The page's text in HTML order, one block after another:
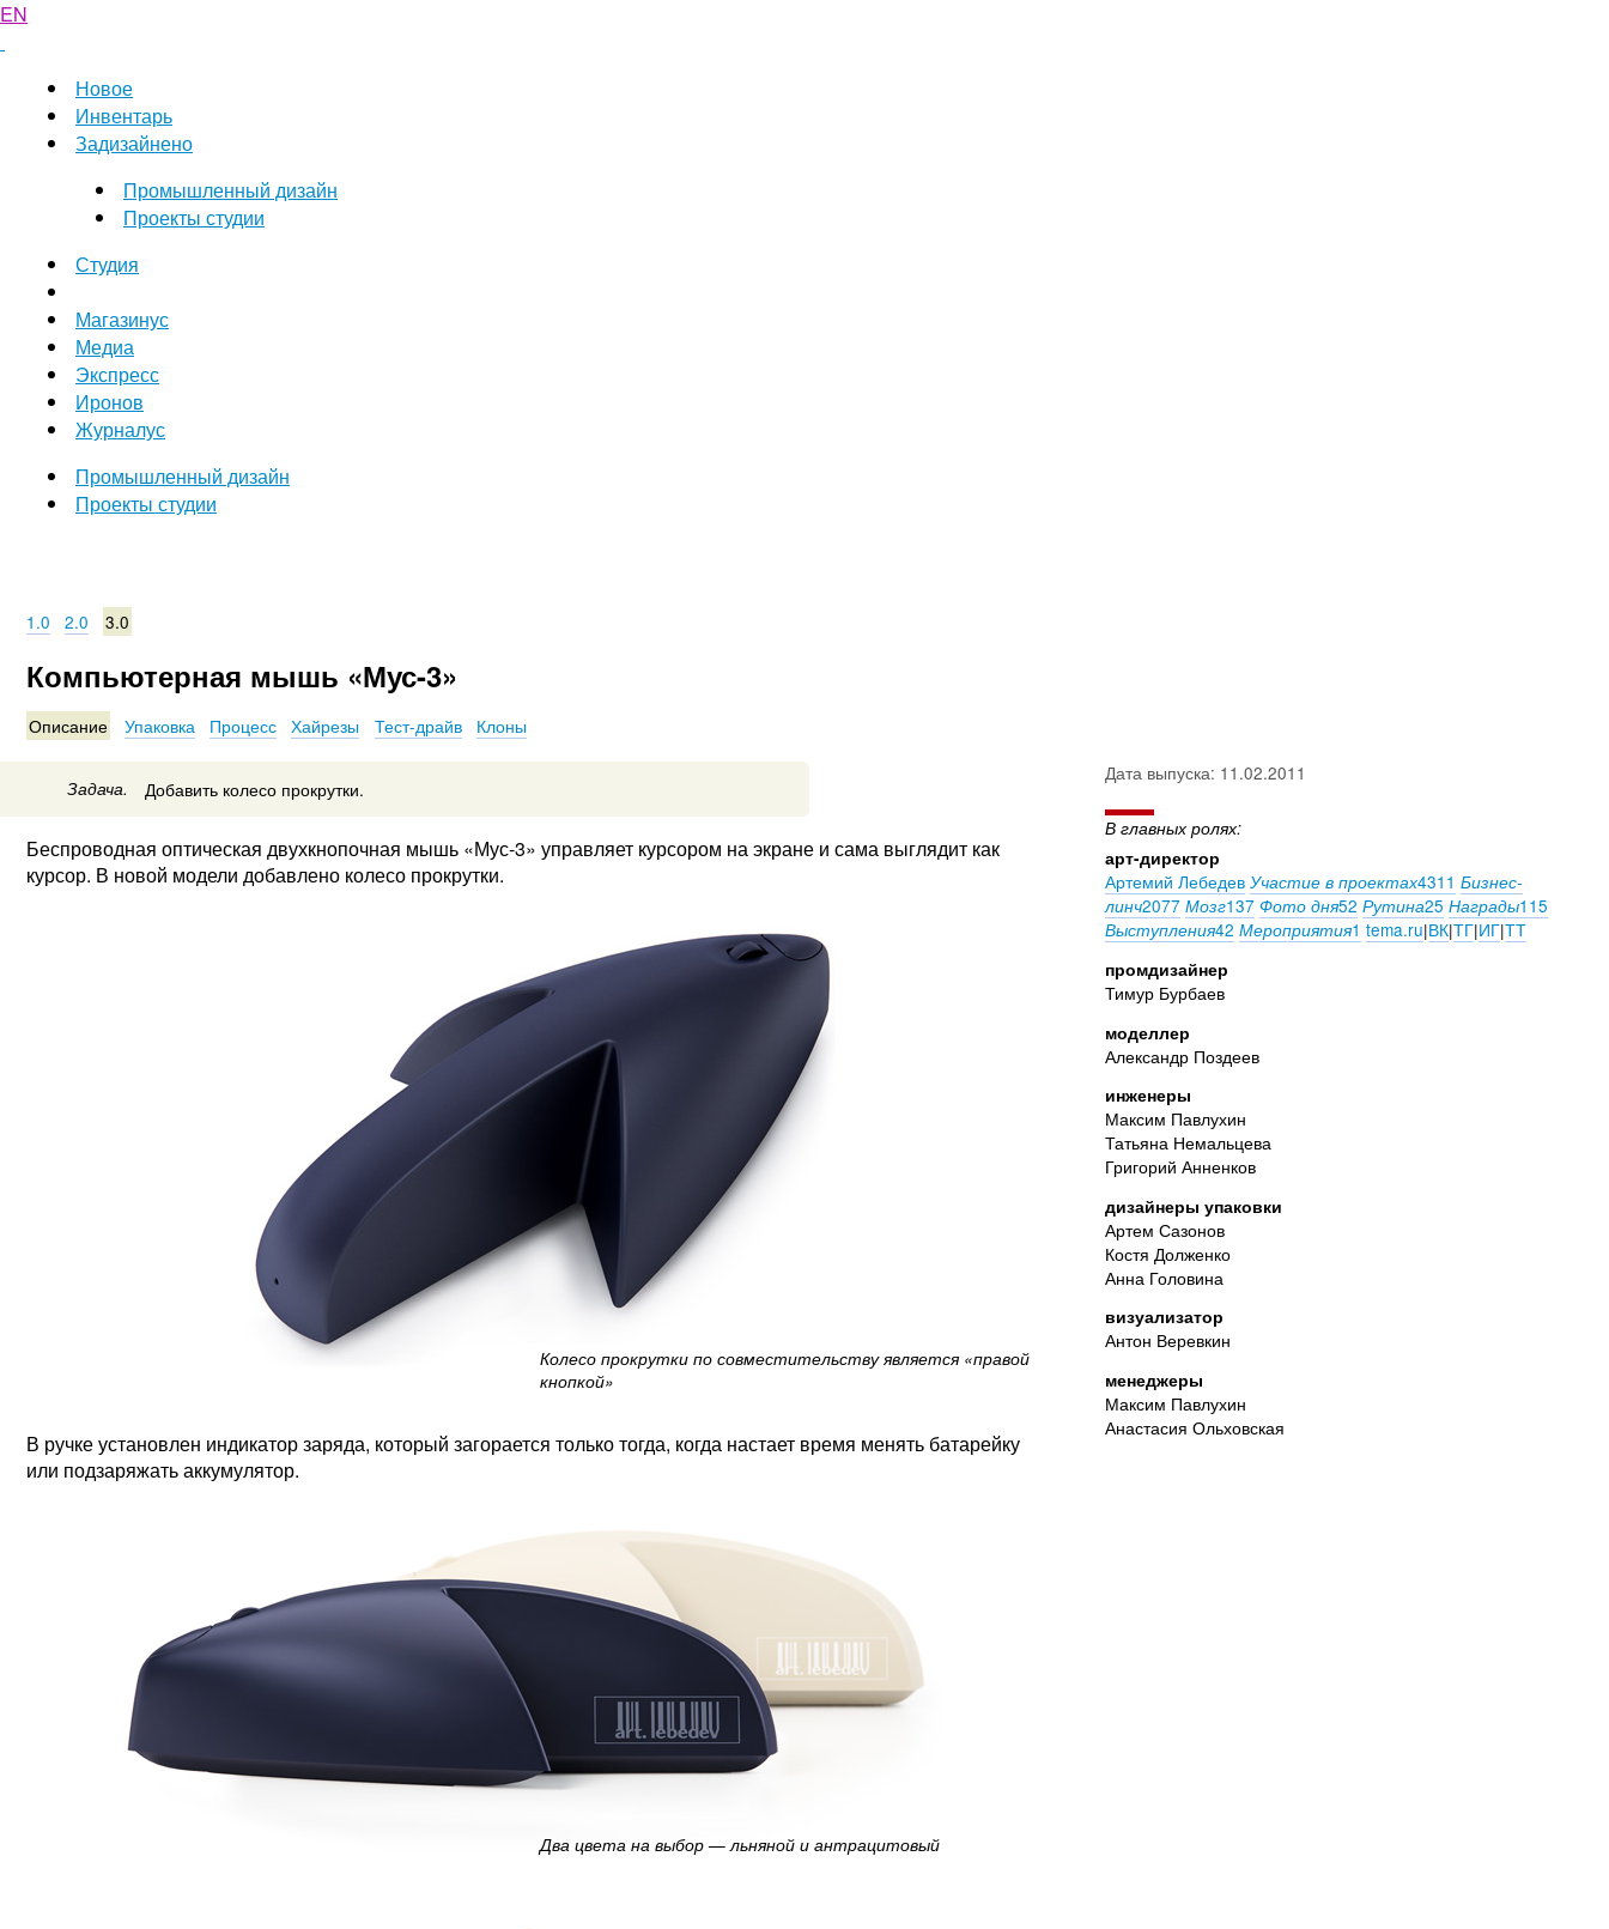
EN
Новое
Инвентарь
Задизайнено
Промышленный дизайн
Проекты студии
Студия
Магазинус
Медиа
Экспресс
Иронов
Журналус
Промышленный дизайн
Проекты студии
1.0 2.0 3.0
Компьютерная мышь «Мус-3»
Описание Упаковка Процесс Хайрезы Тест-драйв Клоны
Задача. Добавить колесо прокрутки.
Беспроводная оптическая двухкнопочная мышь «Мус-3» управляет курсором на экране и сама выглядит как
курсор. В новой модели добавлено колесо прокрутки.
Колесо прокрутки по совместительству является «правой
кнопкой»
В ручке установлен индикатор заряда, который загорается только тогда, когда настает время менять батарейку
или подзаряжать аккумулятор.
Два цвета на выбор — льняной и антрацитовый
Дата выпуска: 11.02.2011
В главных ролях:
арт-директор
Артемий Лебедев Участие в проектах4311 Бизнес-
линч2077 Мозг137 Фото дня52 Рутина25 Награды115
Выступления42 Мероприятия1 tema.ru|ВК|ТГ|ИГ|ТТ
промдизайнер
Тимур Бурбаев
моделлер
Александр Поздеев
инженеры
Максим Павлухин
Татьяна Немальцева
Григорий Анненков
дизайнеры упаковки
Артем Сазонов
Костя Долженко
Анна Головина
визуализатор
Антон Веревкин
менеджеры
Максим Павлухин
Анастасия Ольховская